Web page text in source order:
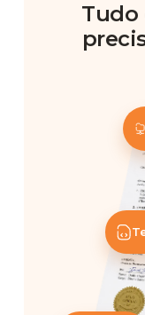
Tudo